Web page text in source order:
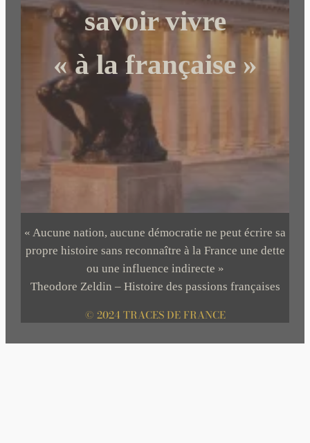
r
savoir vivre
« à la française »
« Aucune nation, aucune démocratie ne peut écrire sa
propre histoire sans reconnaître à la France une dette
ou une influence indirecte »
Theodore Zeldin – Histoire des passions françaises
© 2024 TRACES DE FRANCE